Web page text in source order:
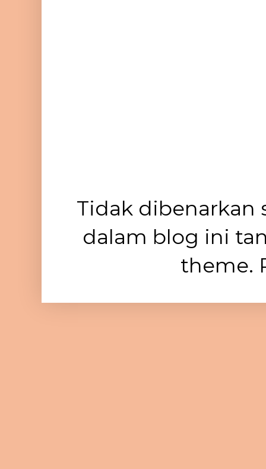
Tidak dibenarkan
dalam blog ini
theme.